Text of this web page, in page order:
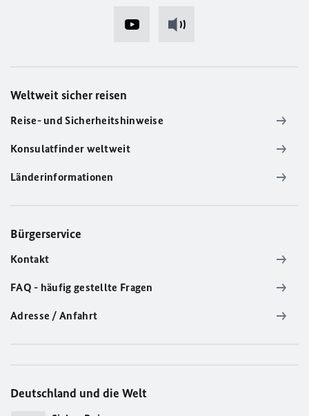
Weltweit sicher reisen
Reise- und Sicherheitshinweise
Konsulatfinder weltweit
Länderinformationen
Bürgerservice
Kontakt
FAQ - häufig gestellte Fragen
Adresse / Anfahrt
Deutschland und die Welt